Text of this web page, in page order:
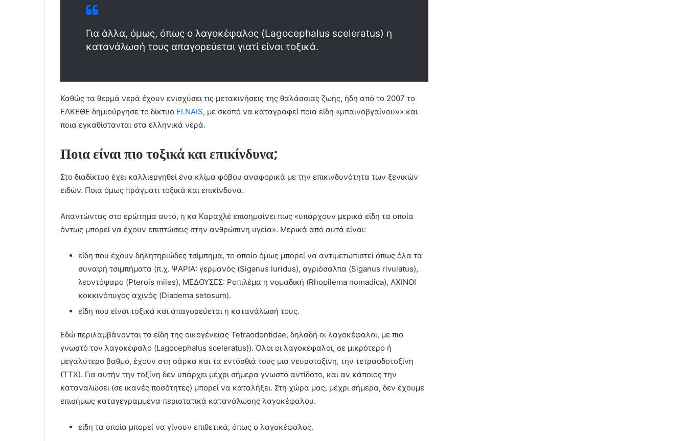
Για άλλα, όμως, όπως ο λαγοκέφαλος (Lagocephalus sceleratus) η
κατανάλωσή τους απαγορεύεται γιατί είναι τοξικά.
Καθώς τα θερμά νερά έχουν ενισχύσει τις μετακινήσεις της θαλάσσιας ζωής, ήδη από το 2007 το
ΕΛΚΕΘΕ δημιούργησε το δίκτυο ELNAIS, με σκοπό να καταγραφεί ποια είδη «μπαινοβγαίνουν» και
ποια εγκαθίστανται στα ελληνικά νερά.
Ποια είναι πιο τοξικά και επικίνδυνα;
Στο διαδίκτυο έχει καλλιεργηθεί ένα κλίμα φόβου αναφορικά με την επικινδυνότητα των ξενικών
ειδών. Ποια όμως πράγματι τοξικά και επικίνδυνα.
Απαντώντας στο ερώτημα αυτό, η κα Καραχλέ επισημαίνει πως «υπάρχουν μερικά είδη τα οποία
όντως μπορεί να έχουν επιπτώσεις στην ανθρώπινη υγεία». Μερικά από αυτά είναι:
είδη που έχουν δηλητηριώδες τσίμπημα, το οποίο όμως μπορεί να αντιμετωπιστεί όπως όλα τα
συναφή τσιμπήματα (π.χ. ΨΑΡΙΑ: γερμανός (Siganus luridus), αγριόσαλπα (Siganus rivulatus),
λεοντόψαρο (Pterois miles), ΜΕΔΟΥΣΕΣ: Ροπιλέμα η νομαδική (Rhopilema nomadica), ΑΧΙΝΟΙ
κοκκινόπυγος αχινός (Diadema setosum).
είδη που είναι τοξικά και απαγορεύεται η κατανάλωσή τους.
Εδώ περιλαμβάνονται τα είδη της οικογένειας Tetraodontidae, δηλαδή οι λαγοκέφαλοι, με πιο
γνωστό τον λαγοκέφαλο (Lagocephalus sceleratus)). Όλοι οι λαγοκέφαλοι, σε μικρότερο ή
μεγαλύτερο βαθμό, έχουν στη σάρκα και τα εντόσθιά τους μια νευροτοξίνη, την τετραοδοτοξίνη
(ΤΤΧ). Για αυτήν την τοξίνη δεν υπάρχει μέχρι σήμερα γνωστό αντίδοτο, και αν κάποιος την
καταναλώσει (σε ικανές ποσότητες) μπορεί να καταλήξει. Στη χώρα μας, μέχρι σήμερα, δεν έχουμε
επισήμως καταγεγραμμένα περιστατικά κατανάλωσης λαγοκέφαλου.
είδη τα οποία μπορεί να γίνουν επιθετικά, όπως ο λαγοκέφαλος.